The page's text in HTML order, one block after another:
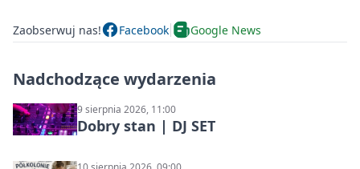
Zaobserwuj nas! Facebook Google News
Nadchodzące wydarzenia
9 sierpnia 2026, 11:00
Dobry stan | DJ SET